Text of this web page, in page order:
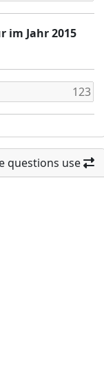
im Jahr 2015
questions use